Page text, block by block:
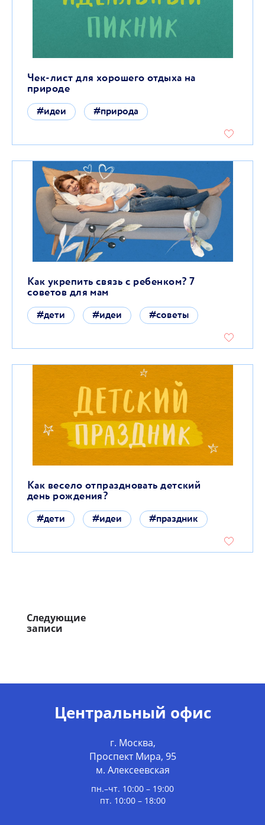
Чек-лист для хорошего отдыха на
природе
#идеи #природа
Как укрепить связь с ребенком? 7
советов для мам
#дети #идеи #советы
Как весело отпраздновать детский
день рождения?
#дети #идеи #праздник
Следующие
записи
Центральный офис
г. Москва,
Проспект Мира, 95
м. Алексеевская
пн.–чт. 10:00 – 19:00
пт. 10:00 – 18:00